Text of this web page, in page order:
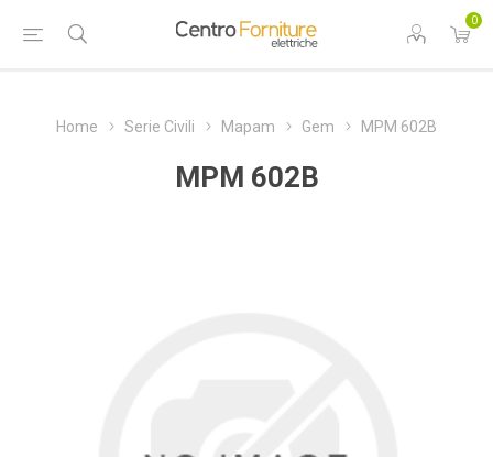
0
Home Serie Civili Mapam Gem MPM 602B
MPM 602B